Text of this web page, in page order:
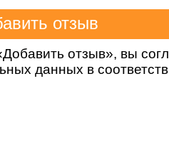
отзыв», вы
данных в